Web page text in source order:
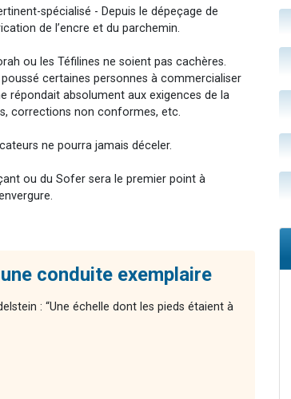
spécialisé - Depuis le dépeçage de
de l’encre et du parchemin.
ou les Téfilines ne soient pas cachères.
poussé certaines personnes à commercialiser
répondait absolument aux exigences de la
corrections non conformes, etc.
ne pourra jamais déceler.
ou du Sofer sera le premier point à
conduite exemplaire
: “Une échelle dont les pieds étaient à